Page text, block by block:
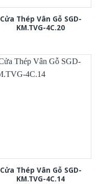
Cửa Thép Vân Gỗ SGD-
KM.TVG-4C.20
Cửa Thép Vân Gỗ SGD-
KM.TVG-4C.14